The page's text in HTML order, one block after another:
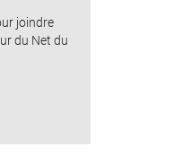
joindre
du Net du